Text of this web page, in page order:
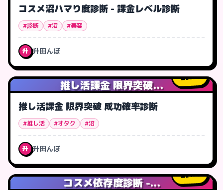
コスメ沼ハマり度診断 - 課金レベル診断
#診断 #沼 #美容
升 升田んぼ
推し活課金 限界突破...
3人
推し活課金 限界突破 成功確率診断
#推し活 #オタク #沼
升 升田んぼ
コスメ依存度診断 -...
1人